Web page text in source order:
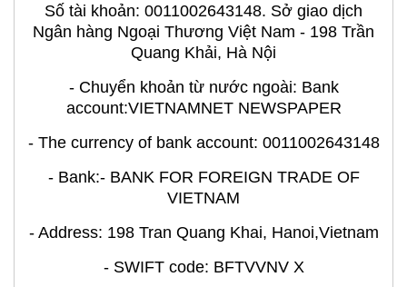
Số tài khoản: 0011002643148. Sở giao dịch
Ngân hàng Ngoại Thương Việt Nam - 198 Trần
Quang Khải, Hà Nội
- Chuyển khoản từ nước ngoài: Bank
account:VIETNAMNET NEWSPAPER
- The currency of bank account: 0011002643148
- Bank:- BANK FOR FOREIGN TRADE OF
VIETNAM
- Address: 198 Tran Quang Khai, Hanoi,Vietnam
- SWIFT code: BFTVVNV X